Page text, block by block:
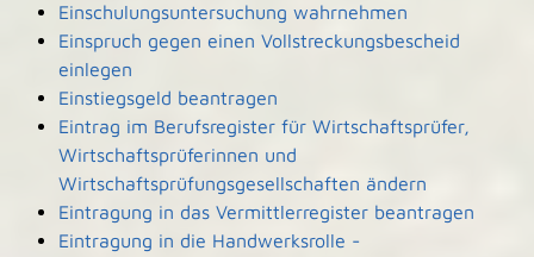
Einschulungsuntersuchung wahrnehmen
Einspruch gegen einen Vollstreckungsbescheid
einlegen
Einstiegsgeld beantragen
Eintrag im Berufsregister für Wirtschaftsprüfer,
Wirtschaftsprüferinnen und
Wirtschaftsprüfungsgesellschaften ändern
Eintragung in das Vermittlerregister beantragen
Eintragung in die Handwerksrolle -